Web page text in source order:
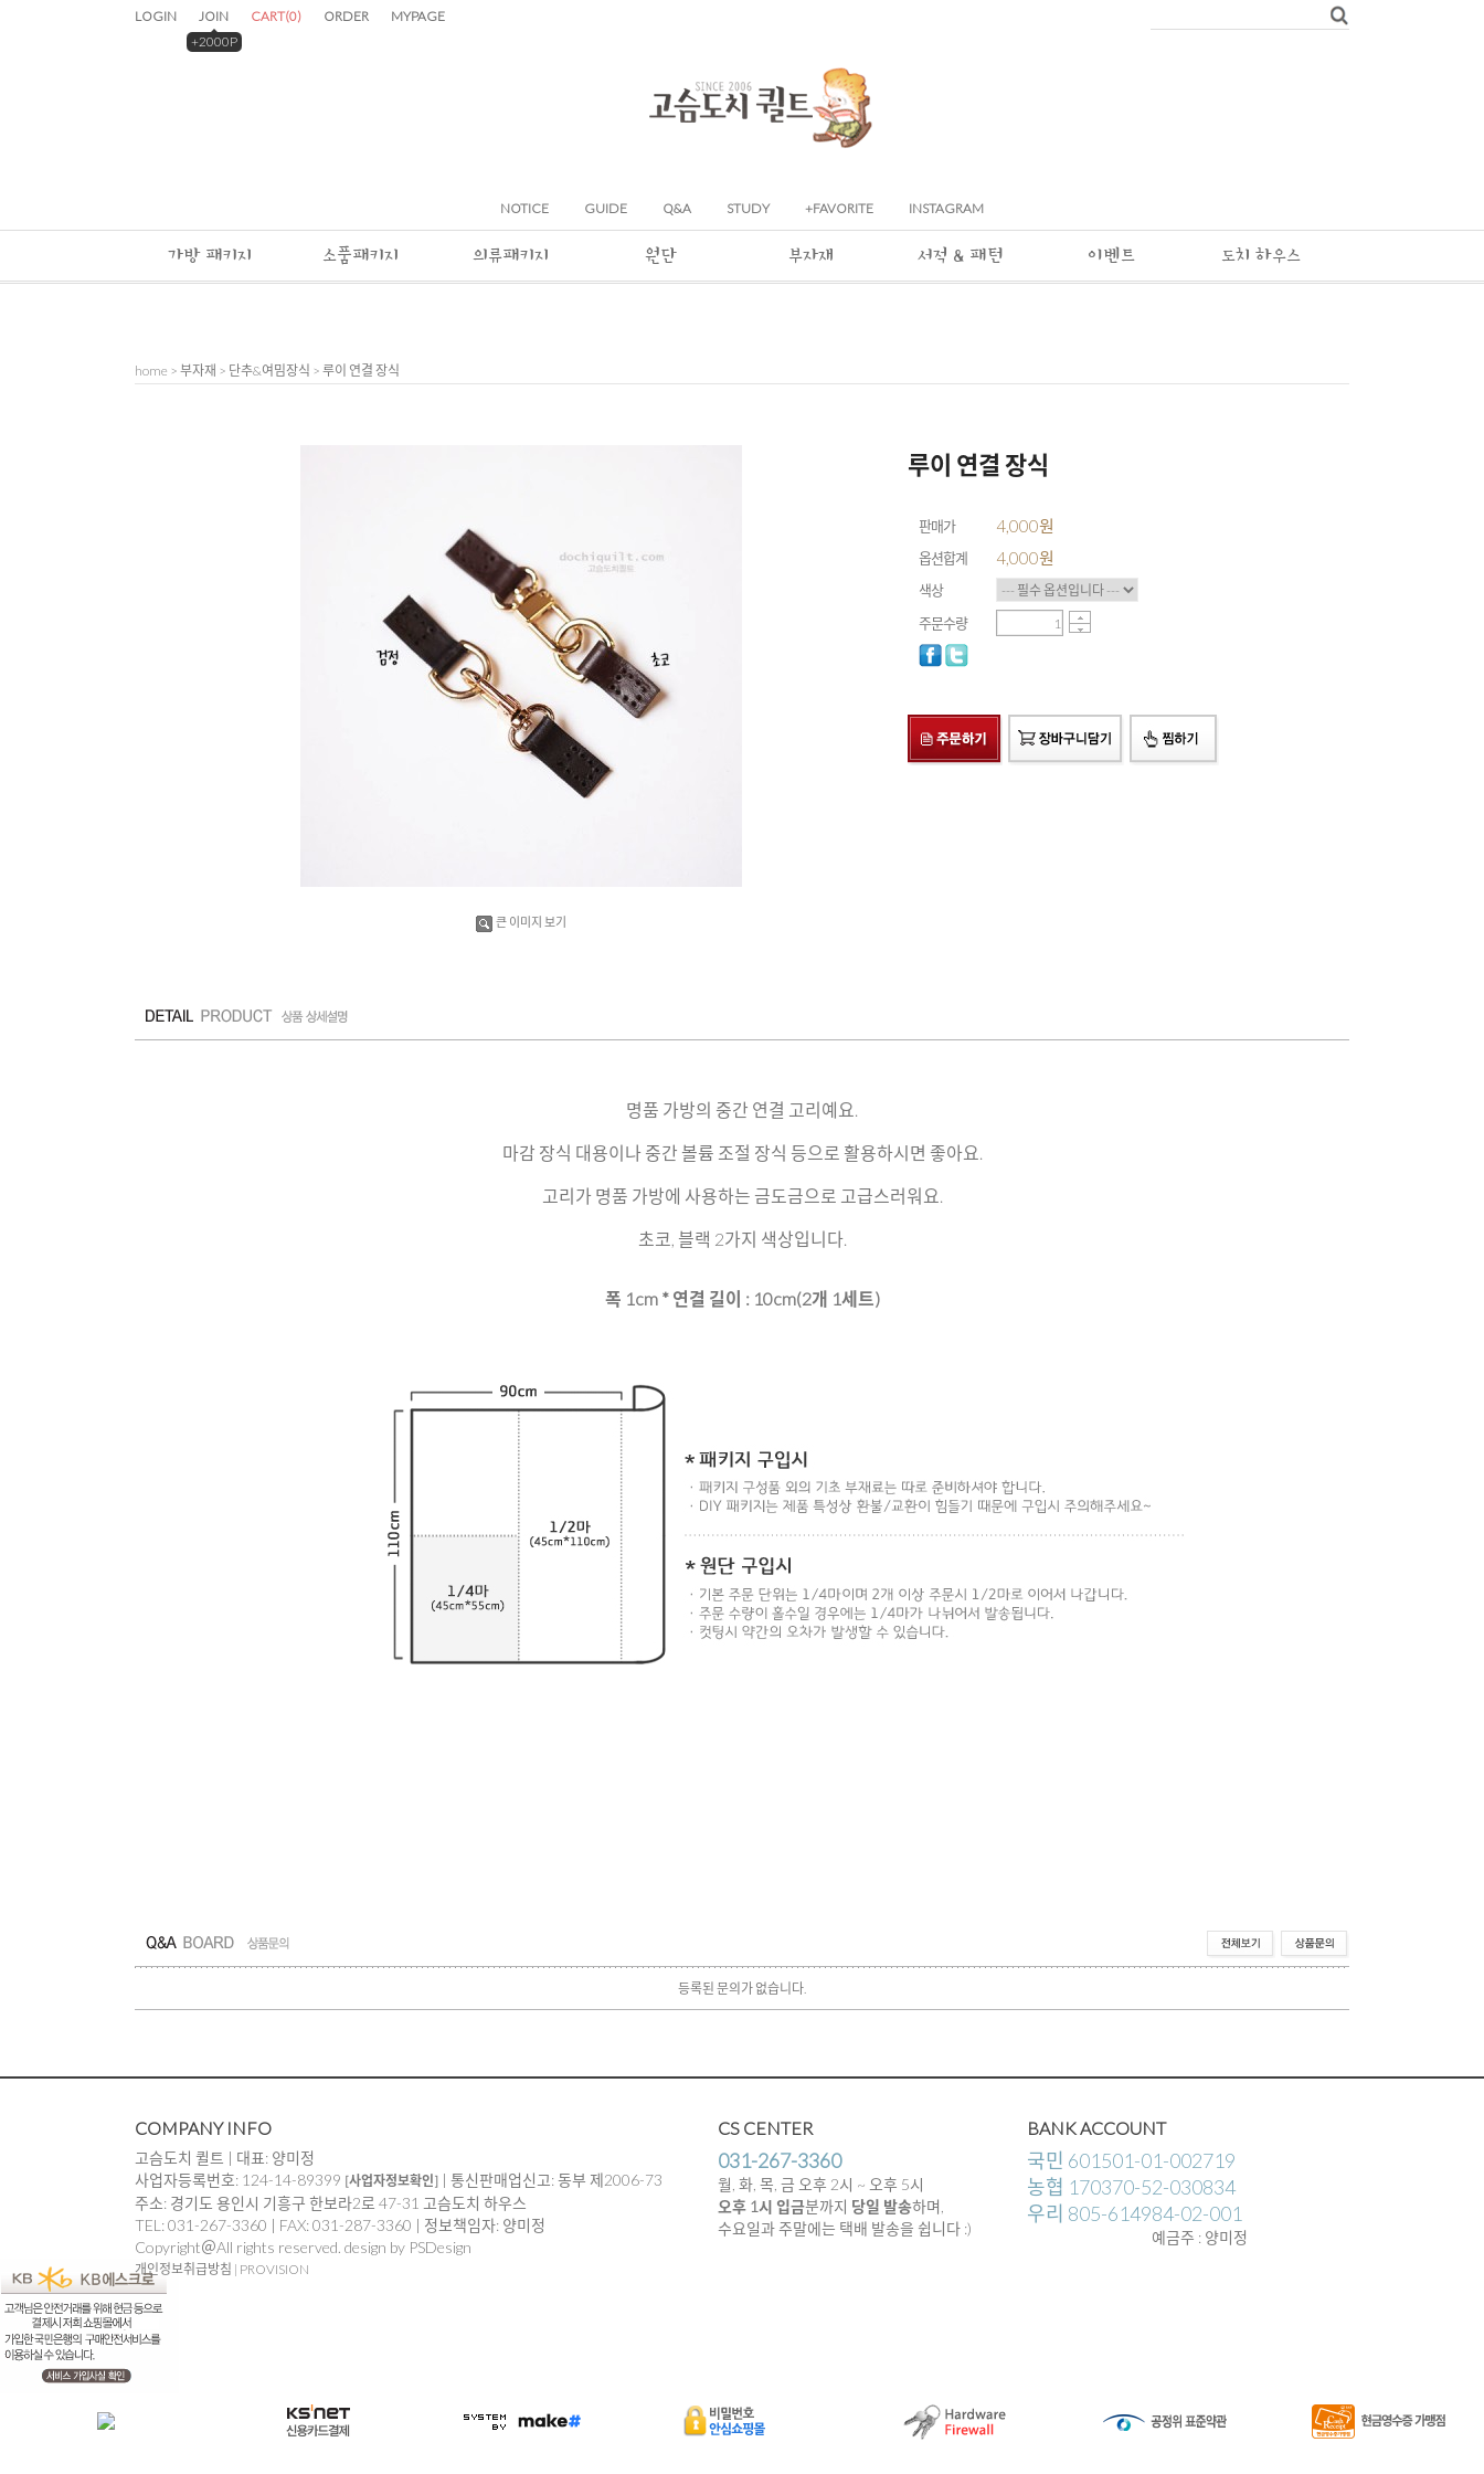
LOGIN
JOIN
+2000P
CART(0) ORDER MYPAGE
NOTICE GUIDE Q&A STUDY +FAVORITE INSTAGRAM
가방 패키지 소품패키지 의류패키지 원단 부자재 서적 & 패턴 이벤트 도치 하우스
home > 부자재 > 단추&여밈장식 > 루이 연결 장식
큰 이미지 보기
루이 연결 장식
판매가 4,000원
옵션합계 4,000원
색상
주문수량
명품 가방의 중간 연결 고리예요.
마감 장식 대용이나 중간 볼륨 조절 장식 등으로 활용하시면 좋아요.
고리가 명품 가방에 사용하는 금도금으로 고급스러워요.
초코, 블랙 2가지 색상입니다.
폭 1cm * 연결 길이 : 10cm(2개 1세트)
등록된 문의가 없습니다.
COMPANY INFO
고슴도치 퀼트 | 대표: 양미정
사업자등록번호: 124-14-89399 [사업자정보확인] | 통신판매업신고: 동부 제2006-73
주소: 경기도 용인시 기흥구 한보라2로 47-31 고슴도치 하우스
TEL: 031-267-3360 | FAX: 031-287-3360 | 정보책임자: 양미정
Copyright＠All rights reserved. design by PSDesign
CS CENTER
031-267-3360
월, 화, 목, 금 오후 2시 ~ 오후 5시
오후 1시 입금분까지 당일 발송하며,
수요일과 주말에는 택배 발송을 쉽니다 :)
BANK ACCOUNT
국민 601501-01-002719
농협 170370-52-030834
우리 805-614984-02-001
예금주 : 양미정
개인정보취급방침 | PROVISION